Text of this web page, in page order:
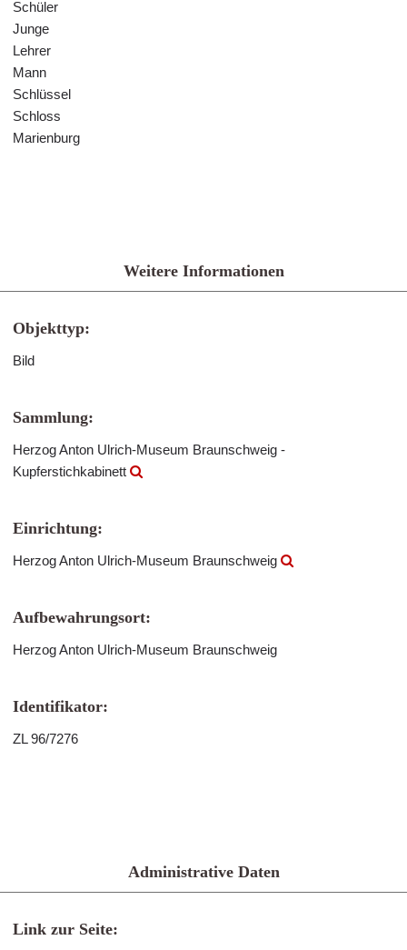
Schüler
Junge
Lehrer
Mann
Schlüssel
Schloss
Marienburg
Weitere Informationen
Objekttyp:
Bild
Sammlung:
Herzog Anton Ulrich-Museum Braunschweig -
Kupferstichkabinett
Einrichtung:
Herzog Anton Ulrich-Museum Braunschweig
Aufbewahrungsort:
Herzog Anton Ulrich-Museum Braunschweig
Identifikator:
ZL 96/7276
Administrative Daten
Link zur Seite: